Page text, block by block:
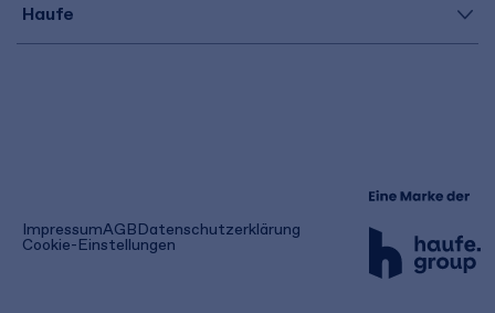
Haufe
ImpressumAGB(öffnet
in
einem
Datenschutzerklärung
Cookie-Einstellungen